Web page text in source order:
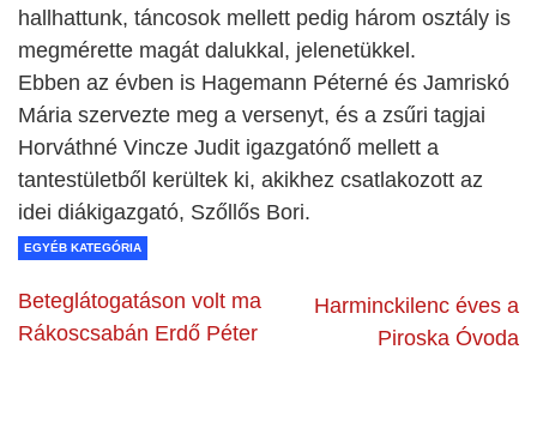
hallhattunk, táncosok mellett pedig három osztály is
megmérette magát dalukkal, jelenetükkel.
Ebben az évben is Hagemann Péterné és Jamriskó
Mária szervezte meg a versenyt, és a zsűri tagjai
Horváthné Vincze Judit igazgatónő mellett a
tantestületből kerültek ki, akikhez csatlakozott az
idei diákigazgató, Szőllős Bori.
EGYÉB KATEGÓRIA
Beteglátogatáson volt ma
Rákoscsabán Erdő Péter
Harminckilenc éves a
Piroska Óvoda